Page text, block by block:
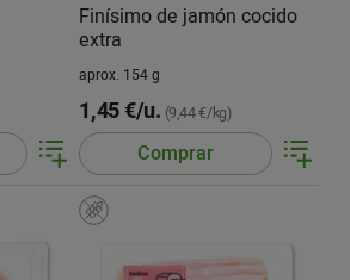
Finísimo de jamón cocido
extra
aprox. 154 g
1,45 €/u. (9,44 €/kg)
Comprar